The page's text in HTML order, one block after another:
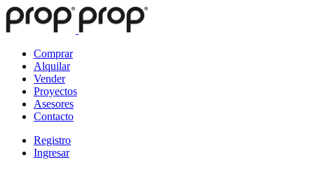
Comprar
Alquilar
Vender
Proyectos
Asesores
Contacto
Registro
Ingresar